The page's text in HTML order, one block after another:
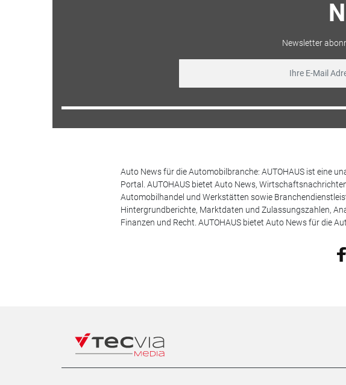
Newsletter
Auto News für die Automobilbranche: AUTOHAUS ist eine
Portal. AUTOHAUS bietet Auto News,
Automobilhandel und Werkstätten sowie
Hintergrundberichte, Marktdaten und Zulassungszahlen,
Finanzen und Recht. AUTOHAUS bietet Auto News für die